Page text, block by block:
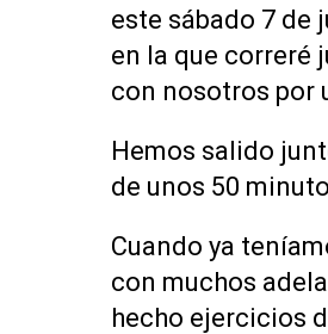
este sábado 7 de
en la que correré
con nosotros por
Hemos salido
de unos 50
Cuando ya
con muchos
hecho ejercicios